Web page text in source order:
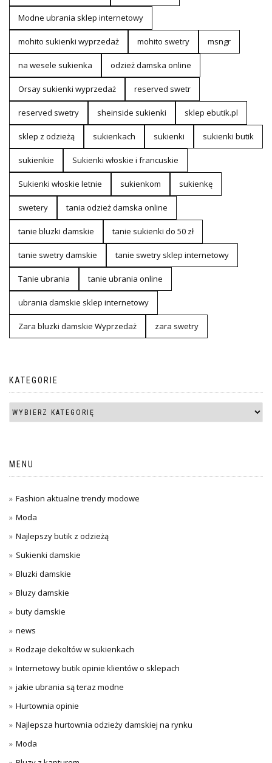
Modne ubrania sklep internetowy
mohito sukienki wyprzedaż mohito swetry msngr
na wesele sukienka odzież damska online
Orsay sukienki wyprzedaż reserved swetr
reserved swetry sheinside sukienki sklep ebutik.pl
sklep z odzieżą sukienkach sukienki sukienki butik
sukienkie Sukienki włoskie i francuskie
Sukienki włoskie letnie sukienkom sukienkę
swetery tania odzież damska online
tanie bluzki damskie tanie sukienki do 50 zł
tanie swetry damskie tanie swetry sklep internetowy
Tanie ubrania tanie ubrania online
ubrania damskie sklep internetowy
Zara bluzki damskie Wyprzedaż zara swetry
KATEGORIE
MENU
Fashion aktualne trendy modowe
Moda
Najlepszy butik z odzieżą
Sukienki damskie
Bluzki damskie
Bluzy damskie
buty damskie
news
Rodzaje dekoltów w sukienkach
Internetowy butik opinie klientów o sklepach
jakie ubrania są teraz modne
Hurtownia opinie
Najlepsza hurtownia odzieży damskiej na rynku
Moda